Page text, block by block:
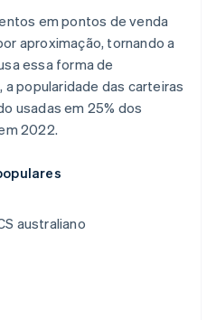
em pontos de venda
aproximação, tornando a
essa forma de
popularidade das carteiras
usadas em 25% dos
2022.
australiano
English